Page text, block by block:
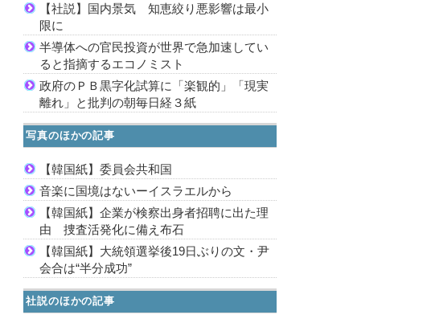
【社説】国内景気 知恵絞り悪影響は最小
限に
半導体への官民投資が世界で急加速してい
ると指摘するエコノミスト
政府のＰＢ黒字化試算に「楽観的」「現実
離れ」と批判の朝毎日経３紙
写真のほかの記事
【韓国紙】委員会共和国
音楽に国境はないーイスラエルから
【韓国紙】企業が検察出身者招聘に出た理
由 捜査活発化に備え布石
【韓国紙】大統領選挙後19日ぶりの文・尹
会合は“半分成功”
社説のほかの記事